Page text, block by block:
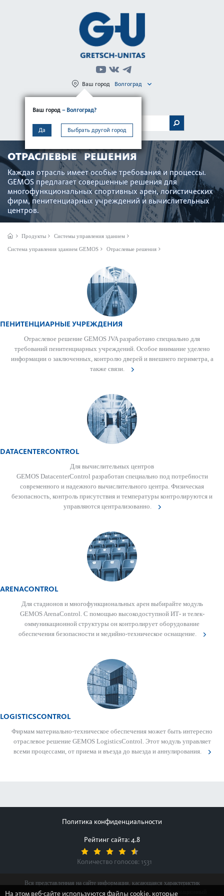
Ваш город – Волгоград?
Да Выбрать другой город
Ваш город Волгоград
МЕНЮ
ОТРАСЛЕВЫЕ РЕШЕНИЯ
Каждая отрасль имеет особые требования и процессы.
GEMOS предлагает совершенные решения для
многофункцио­н­альных спортивных арен, логи­с­тических
фирм, пенитенциарных учрежд­ений и вычислительных
центров.
Продукты Системы управления зданием
Сис­тема управ­ления зданием GEMOS Отраслевые решения
ПЕНИТЕНЦИАРНЫЕ УЧРЕЖДЕНИЯ
Отрасл­евое решение GEMOS JVA раз­р­а­ботано специально для
требований пенитенциарных учрежд­ений. Особое внимание уде­лено
информации о заключенных, контролю дверей и внешнего пер­иметра, а
также связи.
DAT­A­CENTER­CON­TROL
Для вычислительных центров
GEMOS DatacenterControl раз­р­а­ботан специально под потребности
современного и надежного вычислительного центра. Физическая
безоп­асность, контроль прису­тствия и темпер­атуры контролируются и
управляются централ­и­з­ованно.
ARENACONTROL
Для стадионов и многофункцио­н­альных арен выбирайте модуль
GEMOS ArenaControl. С помощью выс­о­кодос­тупной ИТ- и телек­
оммуник­ацио­нной структуры он контролирует обору­дование
обеспечения безоп­асности и медийно-техническое оснащение.
LOGISTICSCONTROL
Фирмам матер­иально-техническое обеспечения может быть интер­есно
отрасл­евое решение GEMOS LogisticsControl. Этот модуль управляет
всеми процессами, от приема и въезда до выезда и аннулирования.
Политика конфиденциальности
Рейтинг сайта: 4.8
Количество голосов: 1531
Вся представленная на сайте информация, касающаяся характеристик
продуктов, наличия на складе, стоимости товаров, носит информационный
На этом веб-сайте используются файлы cookie, которые